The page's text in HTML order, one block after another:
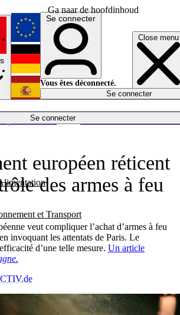
Ga naar de hoofdinhoud
Close menu
Se connecter
et Transport
Économie
English
Deutsch
Español
Se connecter
Vous êtes déconnecté.
Se connecter
européen réticent
des armes à feu
veut compliquer l’achat d’armes à feu
invoquant les attentats de Paris. Le
d’une telle mesure. Un article